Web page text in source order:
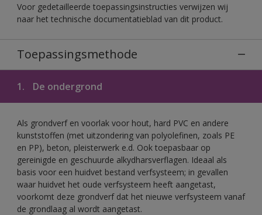
Voor gedetailleerde toepassingsinstructies verwijzen wij
naar het technische documentatieblad van dit product.
Toepassingsmethode
1. De ondergrond
Als grondverf en voorlak voor hout, hard PVC en andere
kunststoffen (met uitzondering van polyolefinen, zoals PE
en PP), beton, pleisterwerk e.d. Ook toepasbaar op
gereinigde en geschuurde alkydharsverflagen. Ideaal als
basis voor een huidvet bestand verfsysteem; in gevallen
waar huidvet het oude verfsysteem heeft aangetast,
voorkomt deze grondverf dat het nieuwe verfsysteem vanaf
de grondlaag al wordt aangetast.